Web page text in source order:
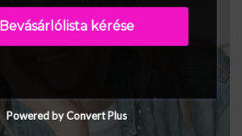
Bevásárlólista kérése
Powered by Convert Plus